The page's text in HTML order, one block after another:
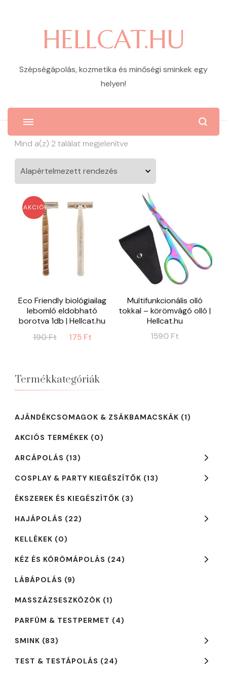
HELLCAT.HU
Szépségápolás, kozmetika és minőségi sminkek egy
helyen!
Mind a(z) 2 találat megjelenítve
AKCIÓ!
Eco Friendly biológiailag
lebomló eldobható
borotva 1db | Hellcat.hu
190Ft
Original
175 Ft
Multifunkcionális olló
tokkal – körömvágó olló |
Hellcat.hu
1590 Ft
Termékkategóriák
AJÁNDÉKCSOMAGOK & ZSÁKBAMACSKÁK (1)
AKCIÓS TERMÉKEK (0)
ARCÁPOLÁS (13)
COSPLAY & PARTY KIEGÉSZÍTŐK (13)
ÉKSZEREK ÉS KIEGÉSZÍTŐK (3)
HAJÁPOLÁS (22)
KELLÉKEK (0)
KÉZ ÉS KÖRÖMÁPOLÁS (24)
LÁBÁPOLÁS (9)
MASSZÁZSESZKÖZÖK (1)
PARFÜM & TESTPERMET (4)
SMINK (83)
TEST & TESTÁPOLÁS (24)